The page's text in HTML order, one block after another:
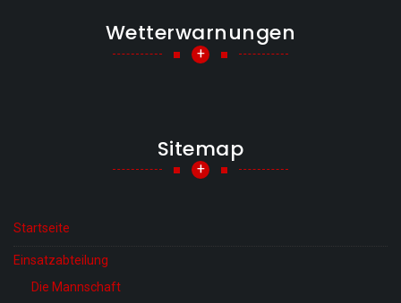
Wetterwarnungen
+
Sitemap
+
Startseite
Einsatzabteilung
Die Mannschaft